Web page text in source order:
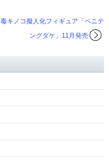
毒キノコ擬人化フィギュア「ベニテ
ングダケ」11月発売